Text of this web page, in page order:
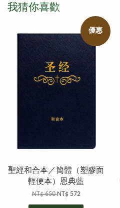
我猜你喜歡
優惠
聖經和合本／簡體（塑膠面
輕便本）恩典藍
NT$ 650NT$ 572